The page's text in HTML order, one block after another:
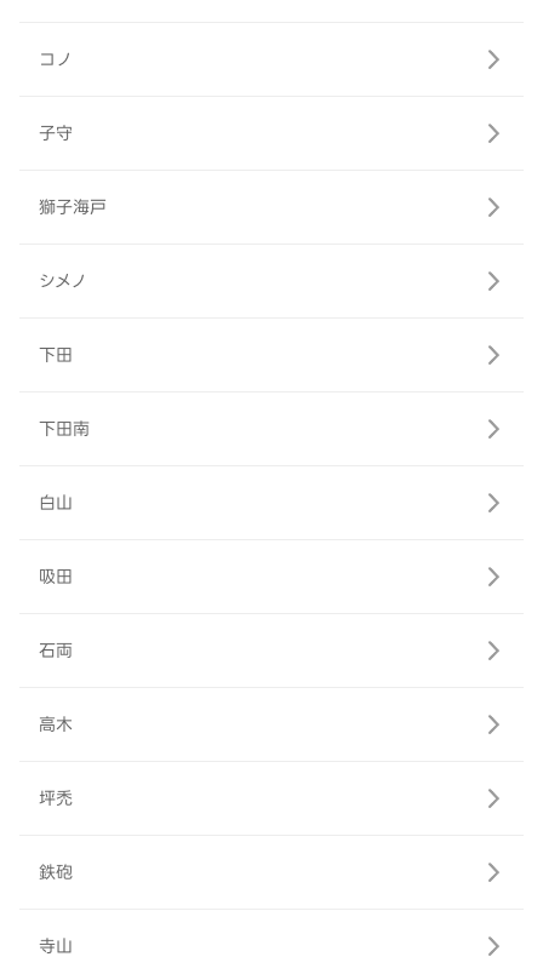
コノ
子守
獅子海戸
シメノ
下田
下田南
白山
吸田
石両
高木
坪禿
鉄砲
寺山